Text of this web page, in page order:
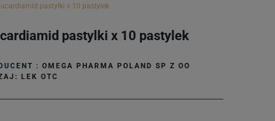
pastylki x 10 pastylek
pastylki x 10 pastylek
: OMEGA PHARMA POLAND SP Z OO
LEK OTC